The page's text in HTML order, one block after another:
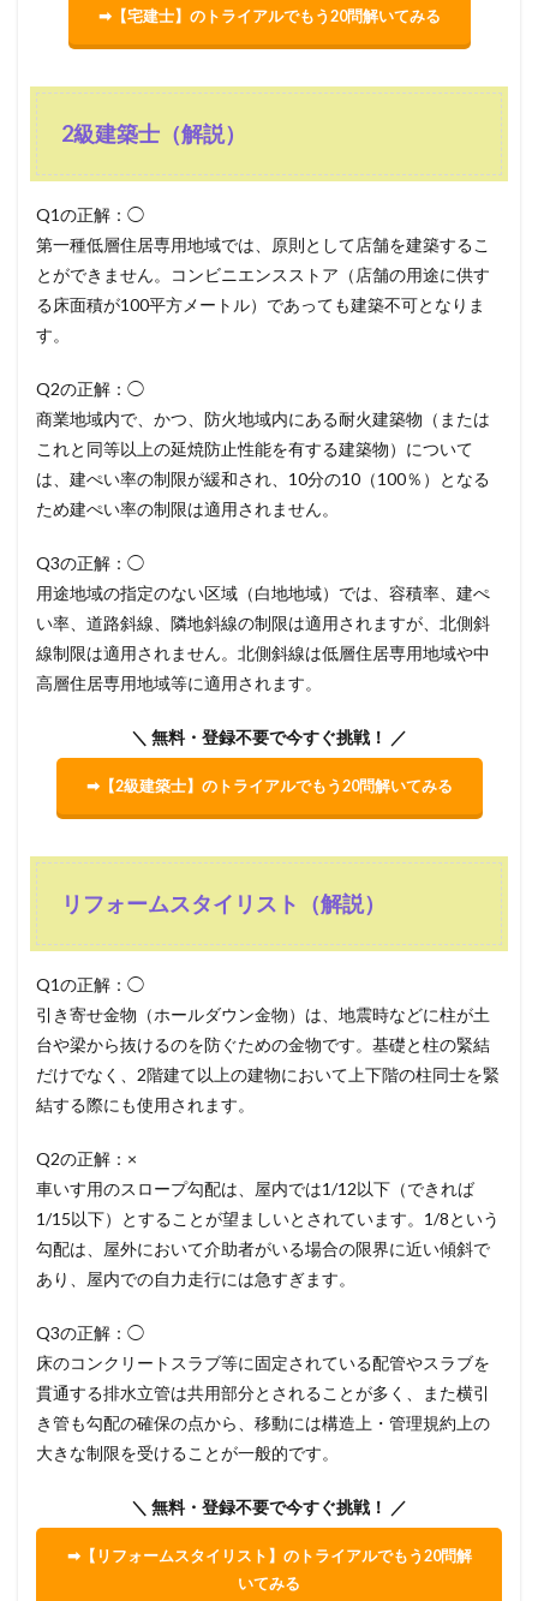
➡【宅建士】のトライアルでもう20問解いてみる
2級建築士（解説）
Q1の正解：◯
第一種低層住居専用地域では、原則として店舗を建築するこ
とができません。コンビニエンスストア（店舗の用途に供す
る床面積が100平方メートル）であっても建築不可となりま
す。
Q2の正解：◯
商業地域内で、かつ、防火地域内にある耐火建築物（または
これと同等以上の延焼防止性能を有する建築物）について
は、建ぺい率の制限が緩和され、10分の10（100％）となる
ため建ぺい率の制限は適用されません。
Q3の正解：◯
用途地域の指定のない区域（白地地域）では、容積率、建ぺ
い率、道路斜線、隣地斜線の制限は適用されますが、北側斜
線制限は適用されません。北側斜線は低層住居専用地域や中
高層住居専用地域等に適用されます。
＼ 無料・登録不要で今すぐ挑戦！ ／
➡【2級建築士】のトライアルでもう20問解いてみる
リフォームスタイリスト（解説）
Q1の正解：◯
引き寄せ金物（ホールダウン金物）は、地震時などに柱が土
台や梁から抜けるのを防ぐための金物です。基礎と柱の緊結
だけでなく、2階建て以上の建物において上下階の柱同士を緊
結する際にも使用されます。
Q2の正解：×
車いす用のスロープ勾配は、屋内では1/12以下（できれば
1/15以下）とすることが望ましいとされています。1/8という
勾配は、屋外において介助者がいる場合の限界に近い傾斜で
あり、屋内での自力走行には急すぎます。
Q3の正解：◯
床のコンクリートスラブ等に固定されている配管やスラブを
貫通する排水立管は共用部分とされることが多く、また横引
き管も勾配の確保の点から、移動には構造上・管理規約上の
大きな制限を受けることが一般的です。
＼ 無料・登録不要で今すぐ挑戦！ ／
➡【リフォームスタイリスト】のトライアルでもう20問解
いてみる